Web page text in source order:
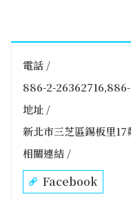
電話 /
886-2-
地址 /
新北市三芝區錫板里
相關連結 /
Facebook